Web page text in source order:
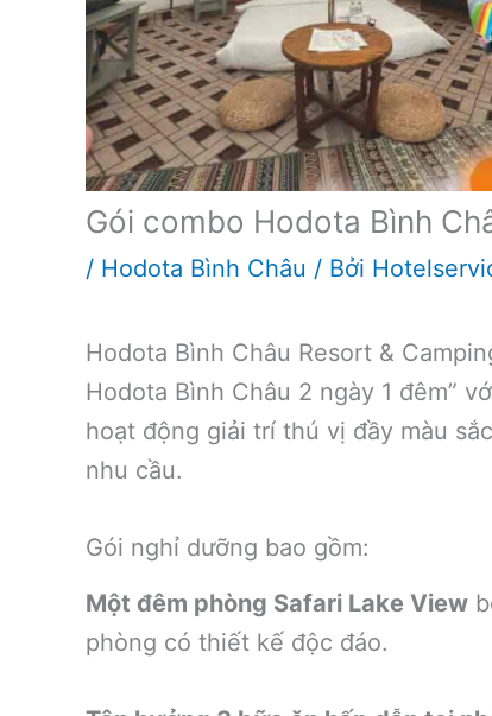
Gói combo Hodota Bình
/ Hodota Bình Châu / Bởi
Hodota Bình Châu Resort &
Hodota Bình Châu 2 ngày 1 đêm”
hoạt động giải trí thú vị đầy màu
nhu cầu.
Gói nghỉ dưỡng bao gồm:
Một đêm phòng Safari Lake View
phòng có thiết kế độc đáo.